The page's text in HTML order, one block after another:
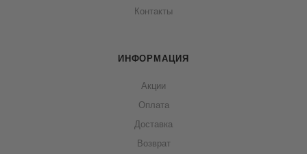
Контакты
ИНФОРМАЦИЯ
Акции
Оплата
Доставка
Возврат